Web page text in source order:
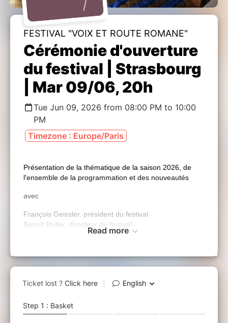
FESTIVAL "VOIX ET ROUTE ROMANE"
Cérémonie d'ouverture
du festival | Strasbourg
| Mar 09/06, 20h
Tue Jun 09, 2026 from 08:00 PM to 10:00
PM
Timezone : Europe/Paris
Présentation de la thématique de la saison 2026, de
l'ensemble de la programmation et des nouveautés
avec
François Geissler, président du festival
Benoît Haller, directeur du festival
Véronique Thiéry-Grenier, plasticienne
Hélène Kah, graphiste
Read more